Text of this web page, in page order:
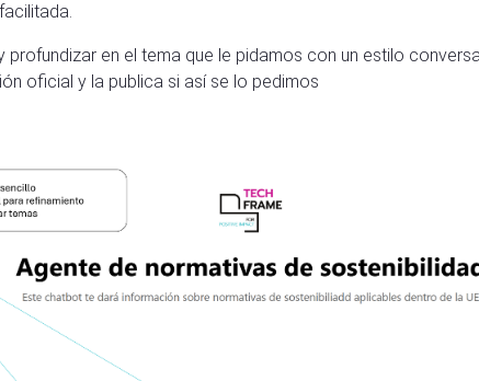
profundizar en el tema que le pidamos con un estilo
oficial y la publica si así se lo pedimos